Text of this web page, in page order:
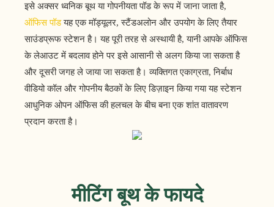
इसे अक्सर ध्वनिक बूथ या गोपनीयता पॉड के रूप में जाना जाता है,
ऑफिस पॉडयह एक मॉड्यूलर, स्टैंडअलोन और उपयोग के लिए तैयार
साउंडप्रूफ स्टेशन है। यह पूरी तरह से अस्थायी है, यानी आपके ऑफिस
के लेआउट में बदलाव होने पर इसे आसानी से अलग किया जा सकता है
और दूसरी जगह ले जाया जा सकता है। व्यक्तिगत एकाग्रता, निर्बाध
वीडियो कॉल और गोपनीय बैठकों के लिए डिज़ाइन किया गया यह स्टेशन
आधुनिक ओपन ऑफिस की हलचल के बीच बना एक शांत वातावरण
प्रदान करता है।
मीटिंग बूथ के फायदे